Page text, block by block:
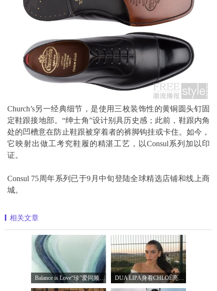
Church’s另一经典细节，是使用三枚装饰性的黄铜圆头钉固
定鞋跟接地部。“绅士角”设计别具历史感；此前，鞋跟内角
处的凹槽意在防止鞋跟被穿着者的裤脚钩挂或卡住。如今，
它映射出做工考究鞋履的精湛工艺，以Consul系列加以印
证。
Consul 75周年系列已于9月中旬登陆全球精选店铺和线上商
城。
相关文章
Balance is Love“珍”爱同频 耀启七夕 TASA